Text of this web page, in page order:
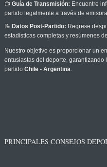
📺 Guía de Transmisión: Encuentre
partido legalmente a través de
📝 Datos Post-Partido: Regrese
estadísticas completas y resúmenes
Nuestro objetivo es proporcionar un
entusiastas del deporte, garantizando
partido Chile - Argentina.
PRINCIPALES CONSEJOS